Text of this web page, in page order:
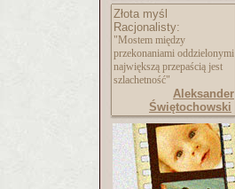
Złota myśl
Racjonalisty:
"Mostem między
przekonaniami oddzielonymi
największą przepaścią jest
szlachetność"
Aleksander
Świętochowski